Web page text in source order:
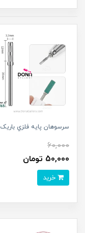
سرسوهان پايه فلزي باريک
60,000
50,000 تومان